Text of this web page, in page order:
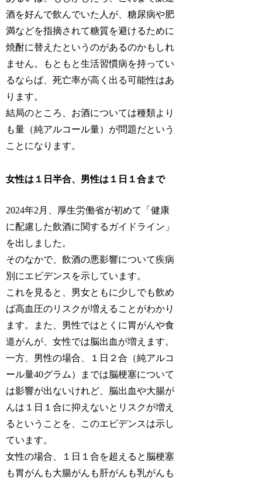
酒を好んで飲んでいた人が、糖尿病や肥
満などを指摘されて糖質を避けるために
焼酎に替えたというのがあるのかもしれ
ません。もともと生活習慣病を持ってい
るならば、死亡率が高く出る可能性はあ
ります。
結局のところ、お酒については種類より
も量（純アルコール量）が問題だという
ことになります。
女性は１日半合、男性は１日１合まで
2024年2月、厚生労働省が初めて「健康
に配慮した飲酒に関するガイドライン」
を出しました。
そのなかで、飲酒の悪影響について疾病
別にエビデンスを示しています。
これを見ると、男女ともに少しでも飲め
ば高血圧のリスクが増えることがわかり
ます。また、男性ではとくに胃がんや食
道がんが、女性では脳出血が増えます。
一方、男性の場合、１日２合（純アルコ
ール量40グラム）までは脳梗塞について
は影響が出ないけれど、脳出血や大腸が
んは１日１合に抑えないとリスクが増え
るということを、このエビデンスは示し
ています。
女性の場合、１日１合を超えると脳梗塞
も胃がんも大腸がんも肝がんも乳がんも